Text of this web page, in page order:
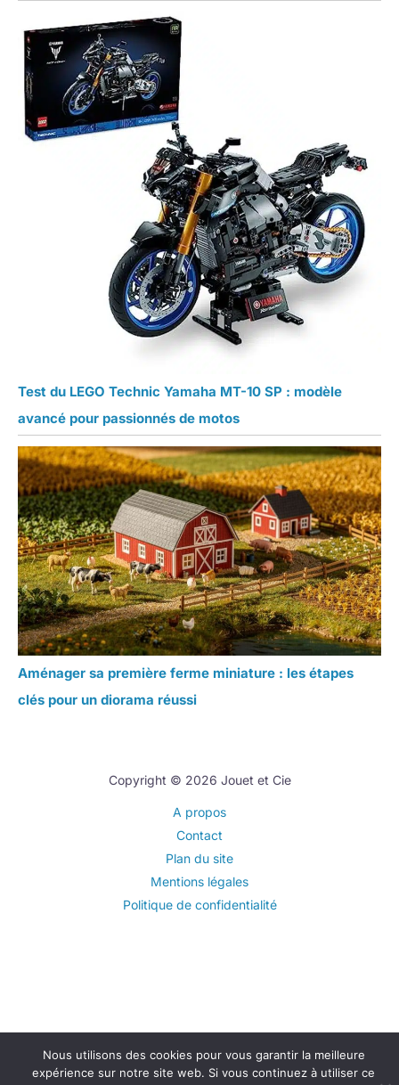
Test du LEGO Technic Yamaha MT-10 SP : modèle
avancé pour passionnés de motos
Aménager sa première ferme miniature : les étapes
clés pour un diorama réussi
Copyright © 2026 Jouet et Cie
A propos
Contact
Plan du site
Mentions légales
Politique de confidentialité
Nous utilisons des cookies pour vous garantir la meilleure
expérience sur notre site web. Si vous continuez à utiliser ce